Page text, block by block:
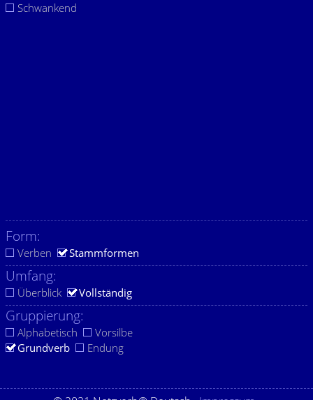
Schwankend
Form:
Verben Stammformen
Umfang:
Überblick Vollständig
Gruppierung:
Alphabetisch
Vorsilbe
Grundverb
Endung